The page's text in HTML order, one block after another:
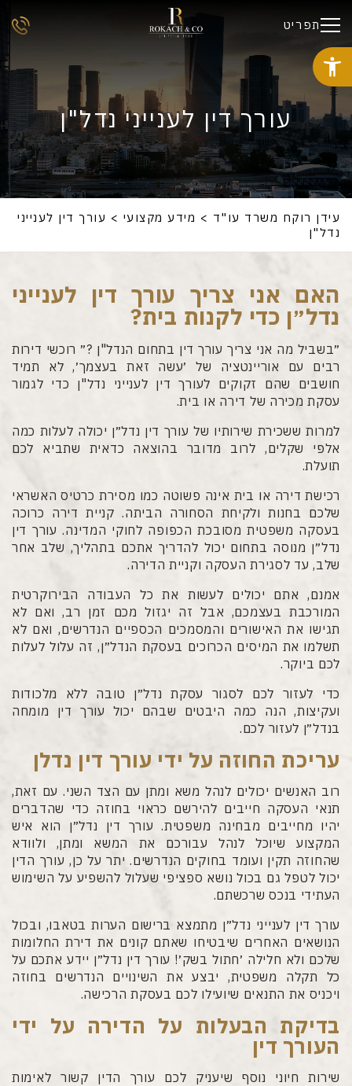
תפריט
עורך דין לענייני נדל"ן
עידן רוקח משרד עו"ד > מידע מקצועי > עורך דין לענייני
נדל"ן
האם אני צריך עורך דין לענייני
נדל״ן כדי לקנות בית?
״בשביל מה אני צריך עורך דין בתחום הנדל"ן ?״ רוכשי דירות
רבים עם אוריינטציה של ׳עשה זאת בעצמך׳, לא תמיד
חושבים שהם זקוקים לעורך דין לענייני נדל"ן כדי לגמור
עסקת מכירה של דירה או בית.
למרות ששכירת שירותיו של עורך דין נדל״ן יכולה לעלות כמה
אלפי שקלים, לרוב מדובר בהוצאה כדאית שתביא לכם
תועלת.
רכישת דירה או בית אינה פשוטה כמו מסירת כרטיס האשראי
שלכם בחנות ולקיחת הסחורה הביתה. קניית דירה כרוכה
בעסקה משפטית מסובכת הכפופה לחוקי המדינה. עורך דין
נדל״ן מנוסה בתחום יכול להדריך אתכם בתהליך, שלב אחר
שלב, עד לסגירת העסקה וקניית הדירה.
אמנם, אתם יכולים לעשות את כל העבודה הבירוקרטית
המורכבת בעצמכם, אבל זה יגזול מכם זמן רב, ואם לא
תגישו את האישורים והמסמכים הכספיים הנדרשים, ואם לא
תשלמו את המיסים הכרוכים בעסקת הנדל״ן, זה עלול לעלות
לכם ביוקר.
כדי לעזור לכם לסגור עסקת נדל״ן טובה ללא מלכודות
ועקיצות, הנה כמה היבטים שבהם יכול עורך דין מומחה
בנדל״ן לעזור לכם.
עריכת החוזה על ידי עורך דין נדלן
רוב האנשים יכולים לנהל משא ומתן עם הצד השני. עם זאת,
תנאי העסקה חייבים להירשם כראוי בחוזה כדי שהדברים
יהיו מחייבים מבחינה משפטית. עורך דין נדל״ן הוא איש
המקצוע שיוכל לנהל עבורכם את המשא ומתן, ולוודא
שהחוזה תקין ועומד בחוקים הנדרשים. יתר על כן, עורך הדין
יכול לטפל גם בכול נושא ספציפי שעלול להשפיע על השימוש
העתידי בנכס שרכשתם.
עורך דין לענייני נדל״ן מתמצא ברישום הערות בטאבו, ובכול
הנושאים האחרים שיבטיחו שאתם קונים את דירת החלומות
שלכם ולא חלילה ׳חתול בשק׳! עורך דין נדל״ן יידע אתכם על
כל תקלה משפטית, יבצע את השינויים הנדרשים בחוזה
ויכניס את התנאים שיועילו לכם בעסקת הרכישה.
בדיקת הבעלות על הדירה על ידי
העורך דין
שירות חיוני נוסף שיעניק לכם עורך הדין קשור לאימות